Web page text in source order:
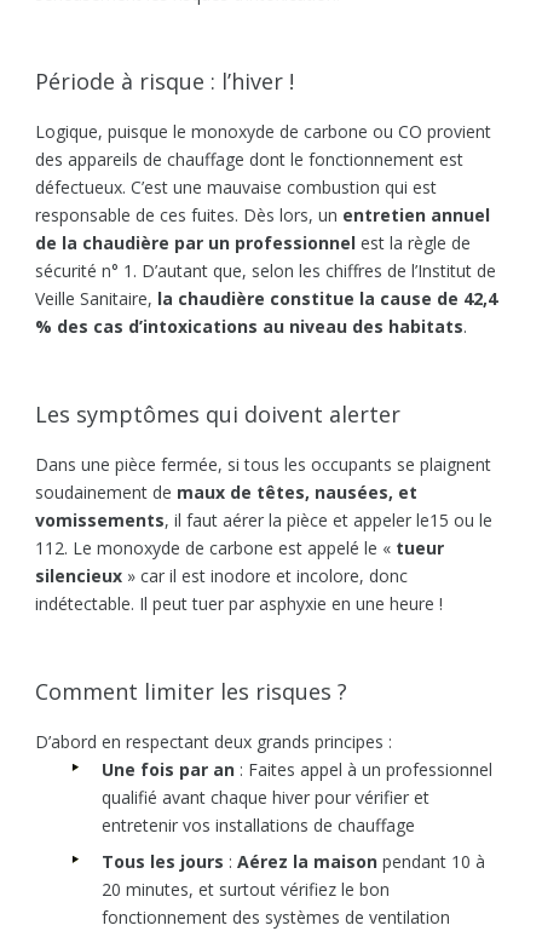
Période à risque : l’hiver !
Logique, puisque le monoxyde de carbone ou CO provient
des appareils de chauffage dont le fonctionnement est
défectueux. C’est une mauvaise combustion qui est
responsable de ces fuites. Dès lors, un entretien annuel
de la chaudière par un professionnel est la règle de
sécurité n° 1. D’autant que, selon les chiffres de l’Institut de
Veille Sanitaire, la chaudière constitue la cause de 42,4
% des cas d’intoxications au niveau des habitats.
Les symptômes qui doivent alerter
Dans une pièce fermée, si tous les occupants se plaignent
soudainement de maux de têtes, nausées, et
vomissements, il faut aérer la pièce et appeler le15 ou le
112. Le monoxyde de carbone est appelé le « tueur
silencieux » car il est inodore et incolore, donc
indétectable. Il peut tuer par asphyxie en une heure !
Comment limiter les risques ?
D’abord en respectant deux grands principes :
Une fois par an : Faites appel à un professionnel
qualifié avant chaque hiver pour vérifier et
entretenir vos installations de chauffage
Tous les jours : Aérez la maison pendant 10 à
20 minutes, et surtout vérifiez le bon
fonctionnement des systèmes de ventilation